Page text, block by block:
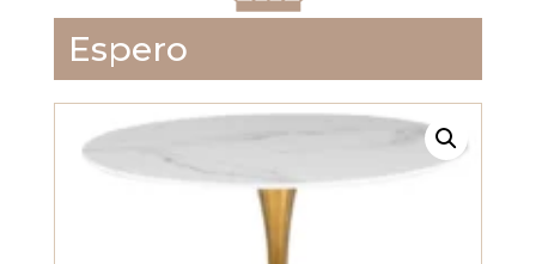
Espero